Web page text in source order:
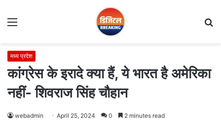
Menu
मध्य प्रदेश
कांग्रेस के इरादे क्या हैं, ये भारत है अमेरिका
नहीं- शिवराज सिंह चौहान
webadmin April 25, 2024 0 2 minutes read